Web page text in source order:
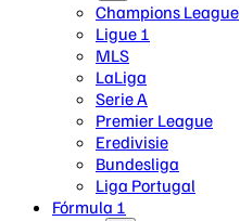
Champions League
Ligue 1
MLS
LaLiga
Serie A
Premier League
Eredivisie
Bundesliga
Liga Portugal
Fórmula 1